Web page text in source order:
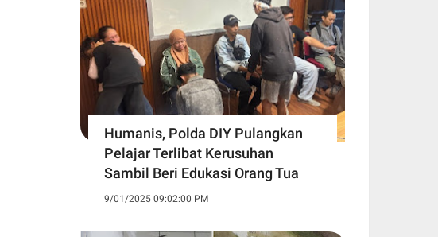
Humanis, Polda DIY Pulangkan
Pelajar Terlibat Kerusuhan
Sambil Beri Edukasi Orang Tua
9/01/2025 09:02:00 PM